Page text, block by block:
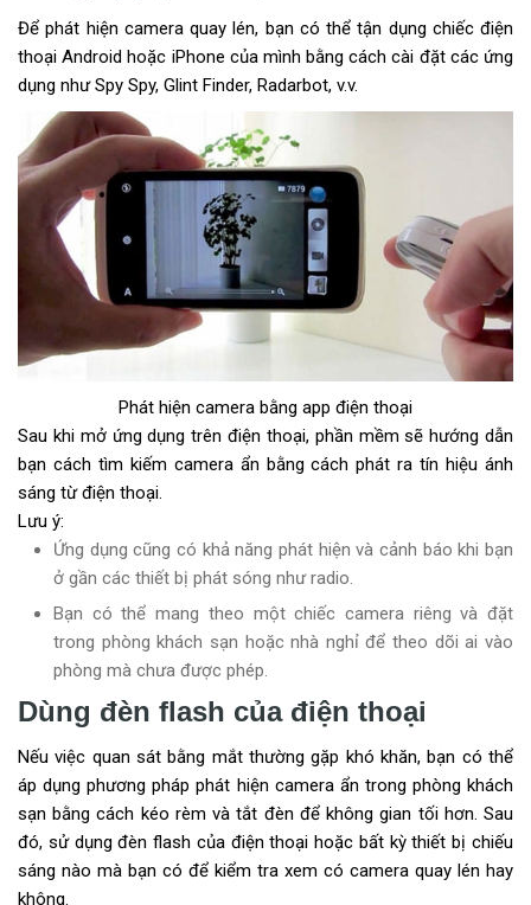
Để phát hiện camera quay lén, bạn có thể tận dụng chiếc điện
thoại Android hoặc iPhone của mình bằng cách cài đặt các ứng
dụng như Spy Spy, Glint Finder, Radarbot, v.v.
Phát hiện camera bằng app điện thoại
Sau khi mở ứng dụng trên điện thoại, phần mềm sẽ hướng dẫn
bạn cách tìm kiếm camera ẩn bằng cách phát ra tín hiệu ánh
sáng từ điện thoại.
Lưu ý:
Ứng dụng cũng có khả năng phát hiện và cảnh báo khi bạn
ở gần các thiết bị phát sóng như radio.
Bạn có thể mang theo một chiếc camera riêng và đặt
trong phòng khách sạn hoặc nhà nghỉ để theo dõi ai vào
phòng mà chưa được phép.
Dùng đèn flash của điện thoại
Nếu việc quan sát bằng mắt thường gặp khó khăn, bạn có thể
áp dụng phương pháp phát hiện camera ẩn trong phòng khách
sạn bằng cách kéo rèm và tắt đèn để không gian tối hơn. Sau
đó, sử dụng đèn flash của điện thoại hoặc bất kỳ thiết bị chiếu
sáng nào mà bạn có để kiểm tra xem có camera quay lén hay
không.